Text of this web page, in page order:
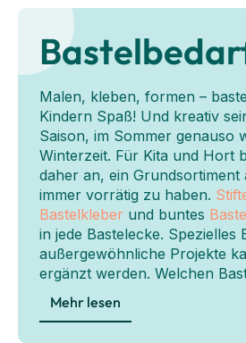
Malen, kleben, formen –
Kindern Spaß! Und kreativ
Saison, im Sommer genauso
Winterzeit. Für Kita und Hort
daher an, ein Grundsortiment
immer vorrätig zu haben.
Bastelkleber und buntes
in jede Bastelecke. Spezielles
außergewöhnliche Projekte
ergänzt werden. Welchen
der Kita auch haben, wir
umfangreiches Sortiment. Da
Kleinsten zu ganz großen
Mehr lesen